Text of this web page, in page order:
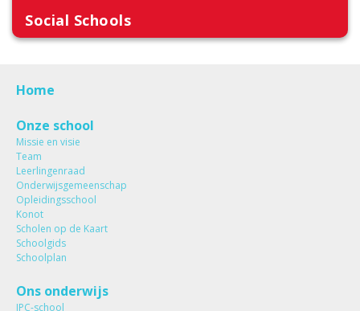
Social Schools
Home
Onze school
Missie en visie
Team
Leerlingenraad
Onderwijsgemeenschap
Opleidingsschool
Konot
Scholen op de Kaart
Schoolgids
Schoolplan
Ons onderwijs
IPC-school